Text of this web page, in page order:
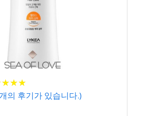
★★★
★★★
의 후기가 있습니다.)